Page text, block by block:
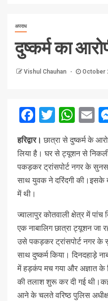
अपराध
दुष्कर्म का
Vishul Chauhan October
Facebook
Twitter
हरिद्वार।छात्रा से दुष्कर्म के
लिया है। घर से ट्यूशन से
पकड़कर ट्रांसपोर्ट नगर के
साथ युवक ने दरिंदगी की।इसके
में थी।
ज्वालापुर कोतवाली क्षेत्र में
एक नाबालिग छात्रा ट्यूशन जा
उसे पकड़कर ट्रांसपोर्ट नगर
साथ दुष्कर्म किया। दिनदहाड़े
में हड़कंप मच गया और अज्ञात के
की तलाश शुरू कर दी गई
आने के चलते वरिष्ठ पुलिस